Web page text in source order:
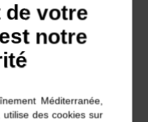
: Positive
: Impatiente
de votre
notre
Méditerranée,
des cookies sur